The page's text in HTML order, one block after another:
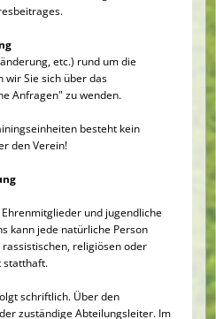
etc.) rund um die
wir Sie sich über das
Anfragen" zu wenden.
besteht kein
den Verein!
und jugendliche
kann jede natürliche Person
religiösen oder
statthaft.
schriftlich. Über den
zuständige Abteilungsleiter. Im